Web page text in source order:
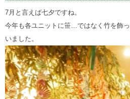
7月と言えば七夕ですね。
今年も各ユニットに笹…ではなく竹を飾
いました。